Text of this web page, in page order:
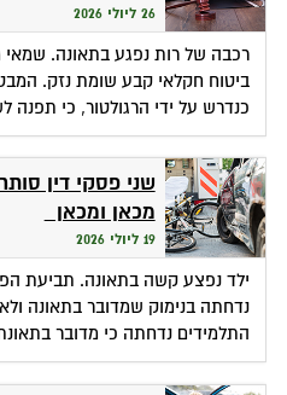
26 ליולי 2026
רכבה של רות נפגע בתאונה.
ביטוח חקלאי קבע שומת נזק.
כנדרש על ידי הרגולטור, כי תפנה
שני פסקי דין
מכאן ומכאן
19 ליולי 2026
ילד נפצע קשה בתאונה. תביעת
נדחתה בנימוק שמדובר בתאונה
התלמידים נדחתה כי מדובר